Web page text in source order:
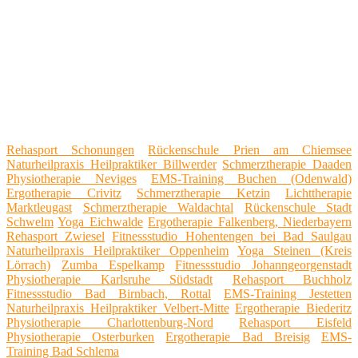
Rehasport Schonungen
Rückenschule Prien am Chiemsee
Naturheilpraxis Heilpraktiker Billwerder Schmerztherapie Daaden
Physiotherapie Neviges
EMS-Training Buchen (Odenwald)
Ergotherapie Crivitz
Schmerztherapie Ketzin
Lichttherapie
Marktleugast
Schmerztherapie Waldachtal
Rückenschule Stadt
Schwelm Yoga Eichwalde Ergotherapie Falkenberg, Niederbayern
Rehasport Zwiesel
Fitnessstudio Hohentengen bei Bad Saulgau
Naturheilpraxis Heilpraktiker Oppenheim
Yoga Steinen (Kreis
Lörrach)
Zumba Espelkamp
Fitnessstudio Johanngeorgenstadt
Physiotherapie Karlsruhe Südstadt
Rehasport Buchholz
Fitnessstudio Bad Birnbach, Rottal
EMS-Training Jestetten
Naturheilpraxis Heilpraktiker Velbert-Mitte Ergotherapie Biederitz
Physiotherapie Charlottenburg-Nord
Rehasport Eisfeld
Physiotherapie Osterburken
Ergotherapie Bad Breisig
EMS-
Training Bad Schlema